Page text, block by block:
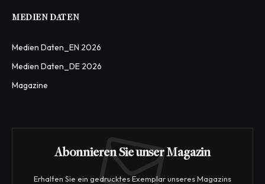
MEDIEN DATEN
Medien Daten_EN 2026
Medien Daten_DE 2026
Magazine
Abonnieren Sie unser Magazin
Erhalten Sie ein gedrucktes Exemplar unseres Magazins